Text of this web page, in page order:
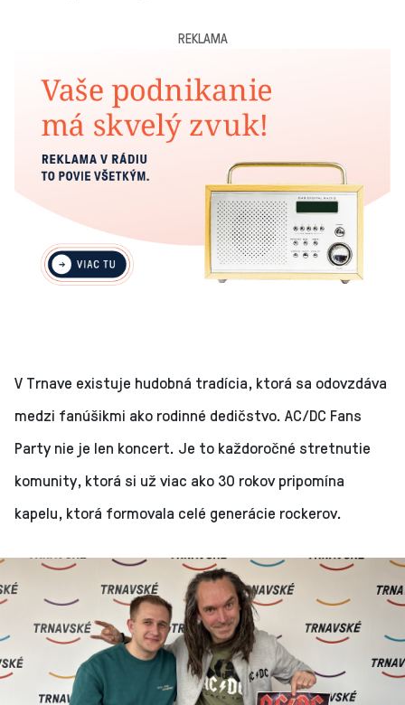
REKLAMA
V Trnave existuje hudobná tradícia, ktorá sa odovzdáva
medzi fanúšikmi ako rodinné dedičstvo. AC/DC Fans
Party nie je len koncert. Je to každoročné stretnutie
komunity, ktorá si už viac ako 30 rokov pripomína
kapelu, ktorá formovala celé generácie rockerov.